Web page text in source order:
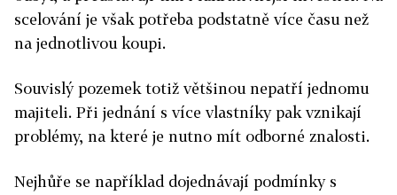
scelování je však potřeba podstatně více času než
na jednotlivou koupi.
Souvislý pozemek totiž většinou nepatří jednomu
majiteli. Při jednání s více vlastníky pak vznikají
problémy, na které je nutno mít odborné znalosti.
Nejhůře se například dojednávají podmínky s